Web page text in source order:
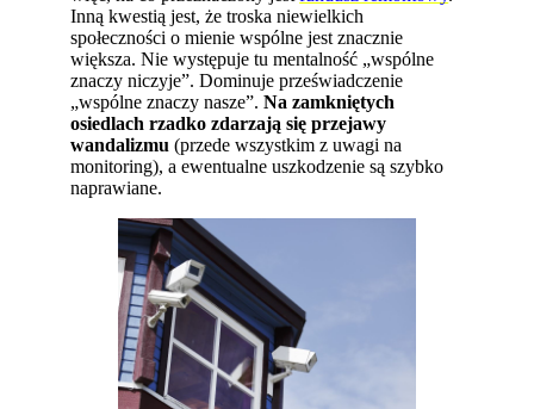
Inną kwestią jest, że troska niewielkich
społeczności o mienie wspólne jest znacznie
większa. Nie występuje tu mentalność „wspólne
znaczy niczyje”. Dominuje przeświadczenie
„wspólne znaczy nasze”.Na zamkniętych
osiedlach rzadko zdarzają się przejawy
wandalizmu (przede wszystkim z uwagi na
monitoring), a ewentualne uszkodzenie są szybko
naprawiane.